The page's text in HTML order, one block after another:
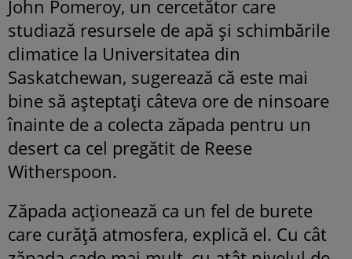
John Pomeroy, un cercetător care
studiază resursele de apă și schimbările
climatice la Universitatea din
Saskatchewan, sugerează că este mai
bine să așteptați câteva ore de ninsoare
înainte de a colecta zăpada pentru un
desert ca cel pregătit de Reese
Witherspoon.
Zăpada acționează ca un fel de burete
care curăță atmosfera, explică el. Cu cât